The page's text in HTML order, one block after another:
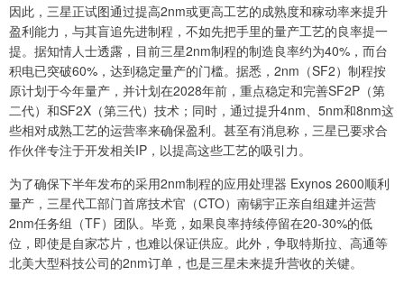
因此，三星正试图通过提高2nm或更高工艺的成熟度和稼动率来提升
盈利能力，与其盲追先进制程，不如先把手里的量产工艺的良率提一
提。据知情人士透露，目前三星2nm制程的制造良率约为40%，而台
积电已突破60%，达到稳定量产的门槛。据悉，2nm（SF2）制程按
原计划于今年量产，并计划在2028年前，重点稳定和完善SF2P（第
二代）和SF2X（第三代）技术；同时，通过提升4nm、5nm和8nm这
些相对成熟工艺的运营率来确保盈利。甚至有消息称，三星已要求合
作伙伴专注于开发相关IP，以提高这些工艺的吸引力。
为了确保下半年发布的采用2nm制程的应用处理器 Exynos 2600顺利
量产，三星代工部门首席技术官（CTO）南锡宇正亲自组建并运营
2nm任务组（TF）团队。毕竟，如果良率持续停留在20-30%的低
位，即使是自家芯片，也难以保证供应。此外，争取特斯拉、高通等
北美大型科技公司的2nm订单，也是三星未来提升营收的关键。